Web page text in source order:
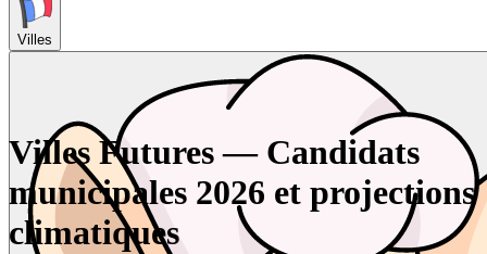
Villes
Villes Futures — Candidats
municipales 2026 et projections
climatiques